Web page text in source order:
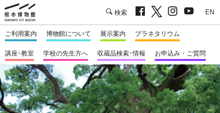
ご利用案内 博物館について 展示案内 プラネタリウム
講座･教室 学校の先生方へ 収蔵品検索･情報 お申込み・ご質問
facebook
twitter
English